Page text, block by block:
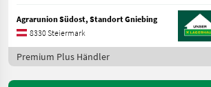
Agrarunion Südost, Standort Gniebing
8330 Steiermark
Premium Plus Händler